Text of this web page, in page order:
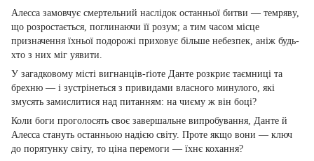
Алесса замовчує смертельний наслідок останньої битви — темряву,
що розростається, поглинаючи її розум; а тим часом місце
призначення їхньої подорожі приховує більше небезпек, аніж будь-
хто з них міг уявити.
У загадковому місті вигнанців-ґіоте Данте розкриє таємниці та
брехню — і зустрінеться з привидами власного минулого, які
змусять замислитися над питанням: на чиєму ж він боці?
Коли боги проголосять своє завершальне випробування, Данте й
Алесса стануть останньою надією світу. Проте якщо вони — ключ
до порятунку світу, то ціна перемоги — їхнє кохання?